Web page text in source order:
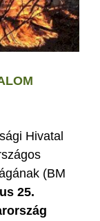
Hivatal
(BM
25.